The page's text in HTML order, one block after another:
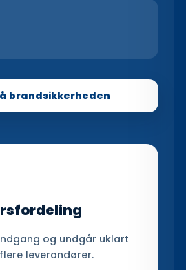
brandsikkerheden
og undgår uklart
leverandører.